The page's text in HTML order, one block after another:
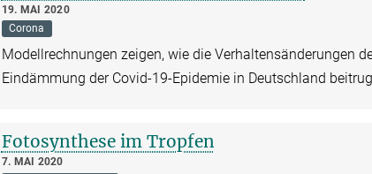
19. MAI 2020
Corona
Modellrechnungen zeigen, wie die Verhaltensänderungen
Eindämmung der Covid-19-Epidemie in Deutschland
Fotosynthese im Tropfen
7. MAI 2020